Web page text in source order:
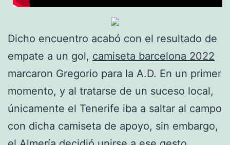
Dicho encuentro acabó con el resultado de
empate a un gol, camiseta barcelona 2022
marcaron Gregorio para la A.D. En un primer
momento, y al tratarse de un suceso local,
únicamente el Tenerife iba a saltar al campo
con dicha camiseta de apoyo, sin embargo,